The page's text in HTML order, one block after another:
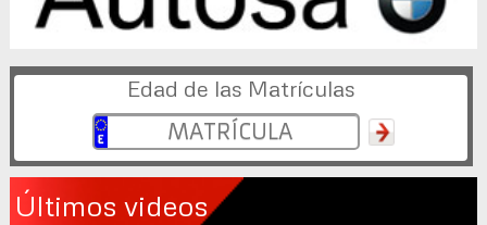
Edad de las Matrículas
Últimos videos